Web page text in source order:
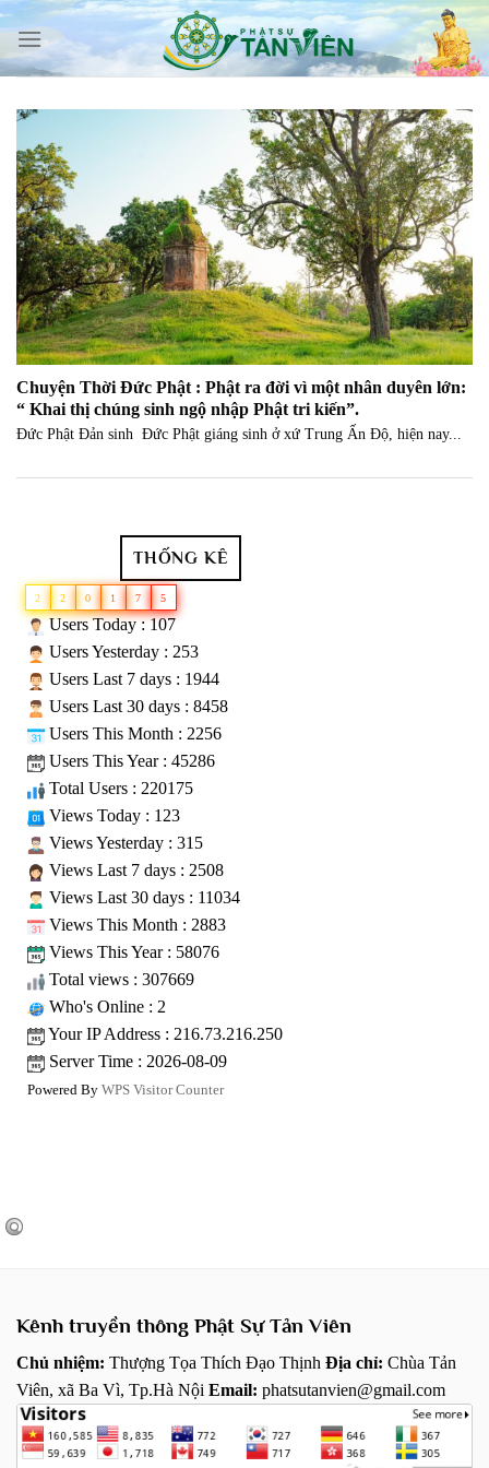
Skip
content
Chuyện Thời Đức Phật : Phật ra đời vì một nhân duyên lớn:
“ Khai thị chúng sinh ngộ nhập Phật tri kiến”.
Đức Phật Đản sinh Đức Phật giáng sinh ở xứ Trung Ấn Độ, hiện nay...
THỐNG KÊ
2 2 0 1 7 5
Users Today : 107
Users Yesterday : 253
Users Last 7 days : 1944
Users Last 30 days : 8458
Users This Month : 2256
Users This Year : 45286
Total Users : 220175
Views Today : 123
Views Yesterday : 315
Views Last 7 days : 2508
Views Last 30 days : 11034
Views This Month : 2883
Views This Year : 58076
Total views : 307669
Who's Online : 2
Your IP Address : 216.73.216.250
Server Time : 2026-08-09
Powered By WPS Visitor Counter
Kênh truyền thông Phật Sự Tản Viên
Chủ nhiệm: Thượng Tọa Thích Đạo Thịnh Địa chỉ: Chùa Tản
Viên, xã Ba Vì, Tp.Hà Nội Email: phatsutanvien@gmail.com